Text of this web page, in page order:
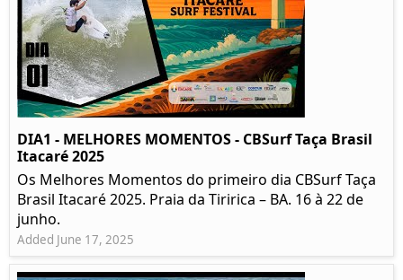
DIA1 - MELHORES MOMENTOS - CBSurf Taça Brasil
Itacaré 2025
Os Melhores Momentos do primeiro dia CBSurf Taça
Brasil Itacaré 2025. Praia da Tiririca – BA. 16 à 22 de
junho.
Added June 17, 2025